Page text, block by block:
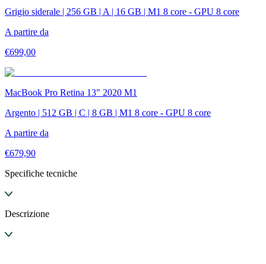
Grigio siderale | 256 GB | A | 16 GB | M1 8 core - GPU 8 core
A partire da
€699,00
MacBook Pro Retina 13" 2020 M1
Argento | 512 GB | C | 8 GB | M1 8 core - GPU 8 core
A partire da
€679,90
Specifiche tecniche
Descrizione